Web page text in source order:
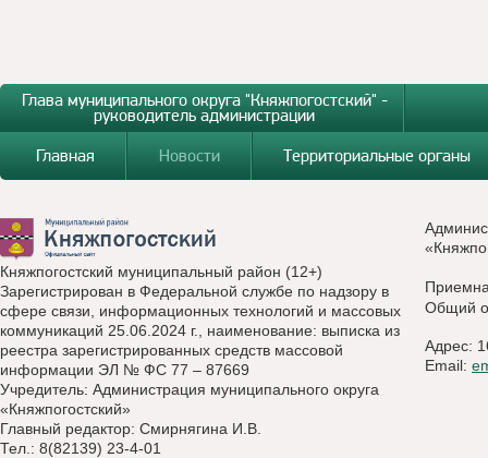
Глава муниципального округа "Княжпогостский" -
руководитель администрации
Главная
Новости Территориальные органы
Княжпогостский муниципальный район (12+)
Зарегистрирован в Федеральной службе по надзору в
сфере связи, информационных технологий и массовых
коммуникаций 25.06.2024 г., наименование: выписка из
реестра зарегистрированных средств массовой
информации ЭЛ № ФС 77 – 87669
Учредитель: Администрация муниципального округа
«Княжпогостский»
Главный редактор: Смирнягина И.В.
Тел.: 8(82139) 23-4-01
Общий
Адрес:
Email: